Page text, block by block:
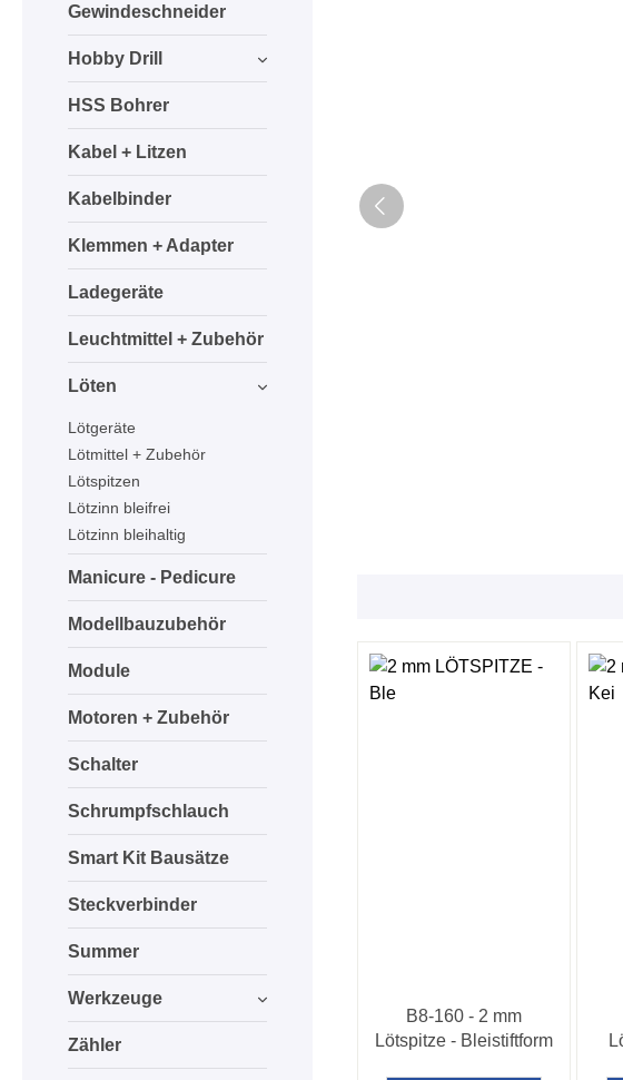
Gewindeschneider
Hobby Drill
HSS Bohrer
Kabel + Litzen
Kabelbinder
Klemmen + Adapter
Ladegeräte
Leuchtmittel + Zubehör
Löten
Lötgeräte
Lötmittel + Zubehör
Lötspitzen
Lötzinn bleifrei
Lötzinn bleihaltig
Manicure - Pedicure
Modellbauzubehör
Module
Motoren + Zubehör
Schalter
Schrumpfschlauch
Smart Kit Bausätze
Steckverbinder
Summer
Werkzeuge
Zähler
B8-160 - 2 mm
Lötspitze - Bleistiftform